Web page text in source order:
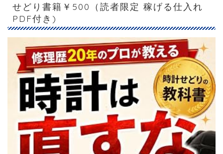
せどり書籍￥500（読者限定 稼げる仕入れ
PDF付き)